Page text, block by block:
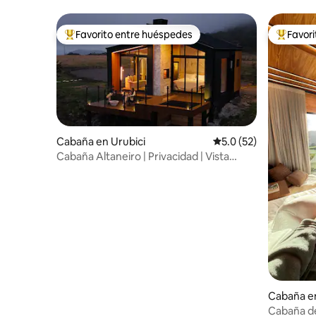
De los mejores en Favorito entre huéspedes
Favorito entre huéspedes
Cabaña en Urubici Calificación
5.0 (52)
Cabaña Altaneiro | Privacidad | Vista
De los
Cabaña
Cabaña